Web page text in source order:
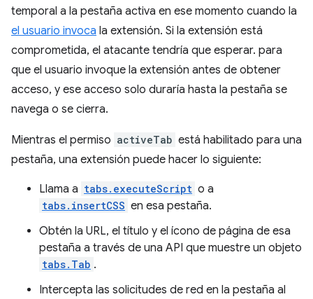
temporal a la pestaña activa en ese momento cuando la
el usuario invoca la extensión. Si la extensión está
comprometida, el atacante tendría que esperar. para
que el usuario invoque la extensión antes de obtener
acceso, y ese acceso solo duraría hasta la pestaña se
navega o se cierra.
Mientras el permiso activeTab está habilitado para una
pestaña, una extensión puede hacer lo siguiente:
Llama a tabs.executeScript o a
tabs.insertCSS en esa pestaña.
Obtén la URL, el título y el ícono de página de esa
pestaña a través de una API que muestre un objeto
tabs.Tab .
Intercepta las solicitudes de red en la pestaña al